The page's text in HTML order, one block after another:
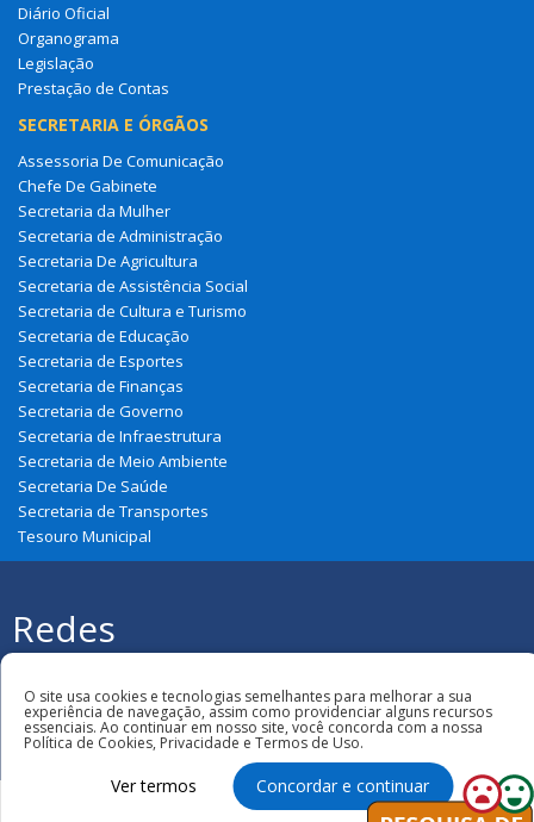
Diário Oficial
Organograma
Legislação
Prestação de Contas
SECRETARIA E ÓRGÃOS
Assessoria De Comunicação
Chefe De Gabinete
Secretaria da Mulher
Secretaria de Administração
Secretaria De Agricultura
Secretaria de Assistência Social
Secretaria de Cultura e Turismo
Secretaria de Educação
Secretaria de Esportes
Secretaria de Finanças
Secretaria de Governo
Secretaria de Infraestrutura
Secretaria de Meio Ambiente
Secretaria De Saúde
Secretaria de Transportes
Tesouro Municipal
Redes
Sociais
O site usa cookies e tecnologias semelhantes para melhorar a sua
experiência de navegação, assim como providenciar alguns recursos
essenciais. Ao continuar em nosso site, você concorda com a nossa
Política de Cookies, Privacidade e Termos de Uso.
Ver termos Concordar e continuar